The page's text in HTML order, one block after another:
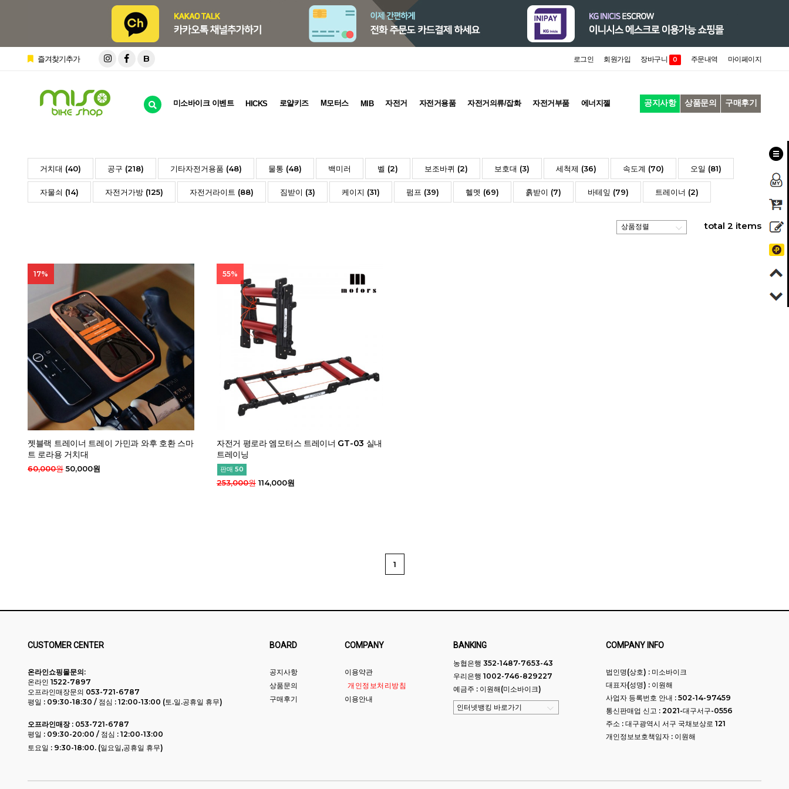
즐겨찾기추가 B 로그인 회원가입 장바구니 0 주문내역 마이페이지
미소바이크 이벤트 HICKS 로얄키즈 M모터스 MIB 자전거 자전거용품 자전거의류/잡화 자전거부품 에너지젤 공지사항 상품문의 구매후기
거치대 (40) 공구 (218) 기타자전거용품 (48) 물통 (48) 백미러 벨 (2) 보조바퀴 (2) 보호대 (3) 세척제 (36) 속도계 (70) 오일 (81)
자물쇠 (14) 자전거가방 (125) 자전거라이트 (88) 짐받이 (3) 케이지 (31) 펌프 (39) 헬멧 (69) 흙받이 (7) 바테잎 (79) 트레이너 (2)
total 2 items
젯블랙 트레이너 트레이 가민과 와후 호환 스마
트 로라용 거치대
17%
60,000원50,000원
자전거 평로라 엠모터스 트레이너 GT-03 실내
트레이닝
판매 50
55%
253,000원114,000원
1
CUSTOMER CENTER
온라인쇼핑몰문의:
온라인 1522-7897
오프라인매장문의 053-721-6787
평일 : 09:30-18:30 / 점심 : 12:00-13:00 (토.일.공휴일 휴무)
오프라인매장 : 053-721-6787
평일 : 09:30-20:00 / 점심 : 12:00-13:00
토요일 : 9:30-18:00. (일요일,공휴일 휴무)
BOARD
공지사항
상품문의
구매후기
COMPANY
이용약관
개인정보처리방침
이용안내
BANKING
농협은행 352-1487-7653-43
우리은행 1002-746-829227
예금주 : 이원해(미소바이크)
COMPANY INFO
법인명(상호) : 미소바이크
대표자(성명) : 이원해
사업자 등록번호 안내 : 502-14-97459
통신판매업 신고 : 2021-대구서구-0556
주소 : 대구광역시 서구 국채보상로 121
개인정보보호책임자 : 이원해